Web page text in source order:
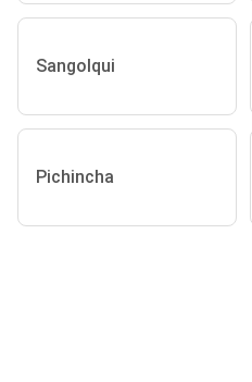
Sangolqui
Pichincha